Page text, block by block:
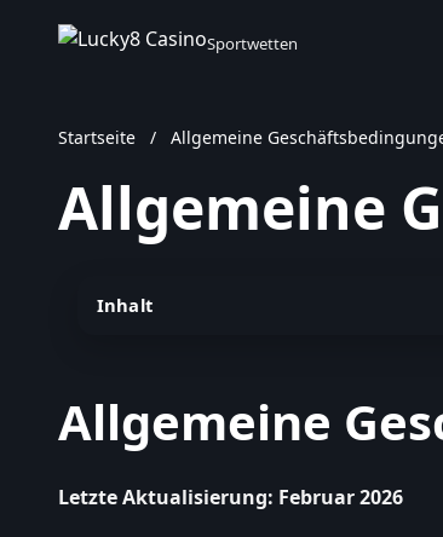
Sportwetten
Startseite / Allgemeine
Allgemeine
Inhalt
Allgemeine
Letzte Aktualisierung: Februar 2026